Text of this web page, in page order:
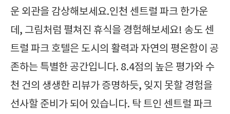
운 외관을 감상해보세요.인천 센트럴 파크 한가운
데, 그림처럼 펼쳐진 휴식을 경험해보세요! 송도 센
트럴 파크 호텔은 도시의 활력과 자연의 평온함이 공
존하는 특별한 공간입니다. 8.4점의 높은 평가와 수
천 건의 생생한 리뷰가 증명하듯, 잊지 못할 경험을
선사할 준비가 되어 있습니다. 탁 트인 센트럴 파크